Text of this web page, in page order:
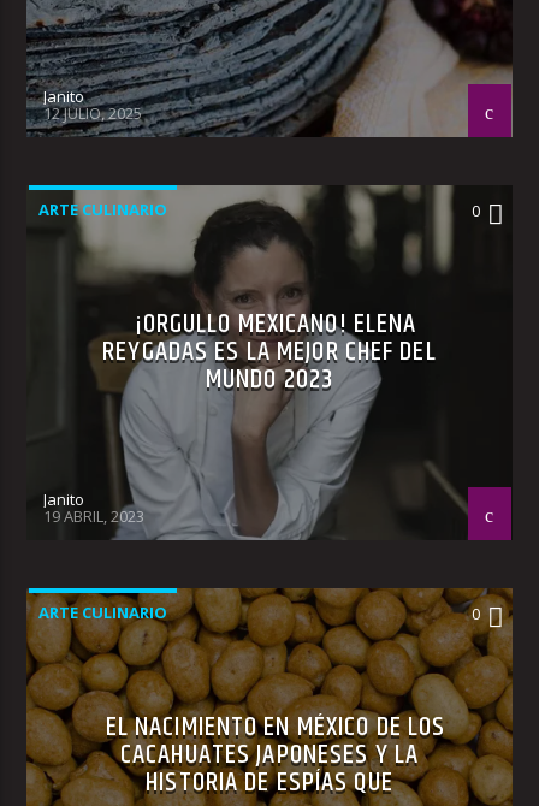
Janito
12 JULIO, 2025
ARTE CULINARIO 0
¡ORGULLO MEXICANO! ELENA
REYGADAS ES LA MEJOR CHEF DEL
MUNDO 2023
Janito
19 ABRIL, 2023
ARTE CULINARIO 0
EL NACIMIENTO EN MÉXICO DE LOS
CACAHUATES JAPONESES Y LA
HISTORIA DE ESPÍAS QUE